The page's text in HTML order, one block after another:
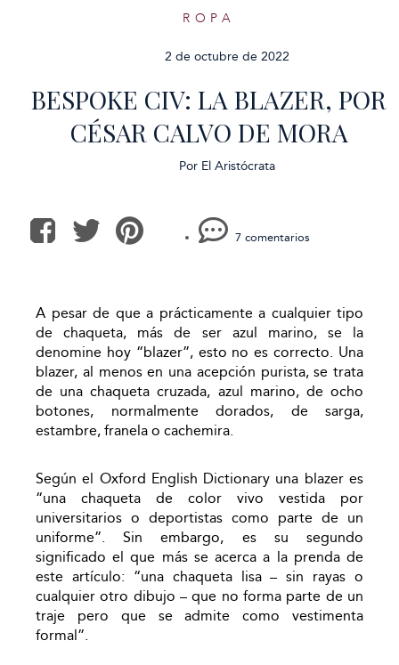
ROPA
2 de octubre de 2022
BESPOKE CIV: LA BLAZER, POR
CÉSAR CALVO DE MORA
Por El Aristócrata
7 comentarios
A pesar de que a prácticamente a cualquier tipo
de chaqueta, más de ser azul marino, se la
denomine hoy “blazer”, esto no es correcto. Una
blazer, al menos en una acepción purista, se trata
de una chaqueta cruzada, azul marino, de ocho
botones, normalmente dorados, de sarga,
estambre, franela o cachemira.
Según el Oxford English Dictionary una blazer es
“una chaqueta de color vivo vestida por
universitarios o deportistas como parte de un
uniforme”. Sin embargo, es su segundo
significado el que más se acerca a la prenda de
este artículo: “una chaqueta lisa – sin rayas o
cualquier otro dibujo – que no forma parte de un
traje pero que se admite como vestimenta
formal”.